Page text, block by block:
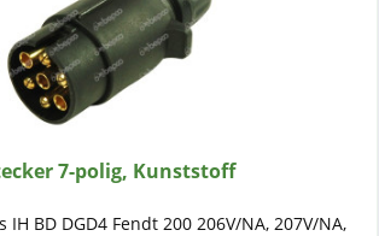
7-polig, Kunststoff
IH BD DGD4 Fendt 200 206V/NA, 207V/NA,